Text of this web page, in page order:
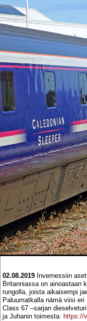
02.08.2019 Invernessiin
Britanniassa on ainoastaan
rungolla, joista aikaisempi
Paluumatkalla nämä viisi
Class 67 –sarjan
ja Juhanin toimesta: https://